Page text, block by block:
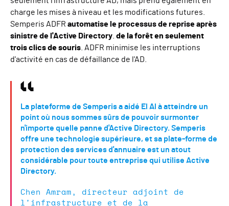
charge les mises à niveau et les modifications futures.
Semperis ADFR automatise le processus de reprise après
sinistre de l'Active Directory de la forêt en seulement
trois clics de souris . ADFR minimise les interruptions
d'activité en cas de défaillance de l'AD.
La plateforme de Semperis a aidé El Al à atteindre un
point où nous sommes sûrs de pouvoir surmonter
n'importe quelle panne d'Active Directory. Semperis
offre une technologie supérieure, et sa plate-forme de
protection des services d'annuaire est un atout
considérable pour toute entreprise qui utilise Active
Directory.
Chen Amram, directeur adjoint de
l'infrastructure et de la